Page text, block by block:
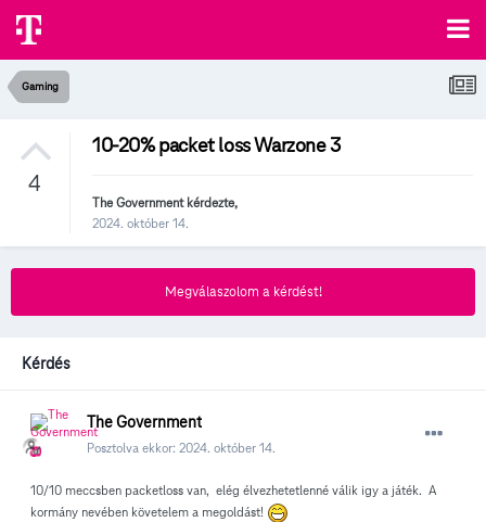
Gaming
4
10-20% packet loss Warzone 3
The Governmentkérdezte,
2024. október 14.
Megválaszolom a kérdést!
Kérdés
The Government
Posztolva ekkor: 2024. október 14.
10/10 meccsben packetloss van, elég élvezhetetlenné válik igy a játék. A
kormány nevében követelem a megoldást!